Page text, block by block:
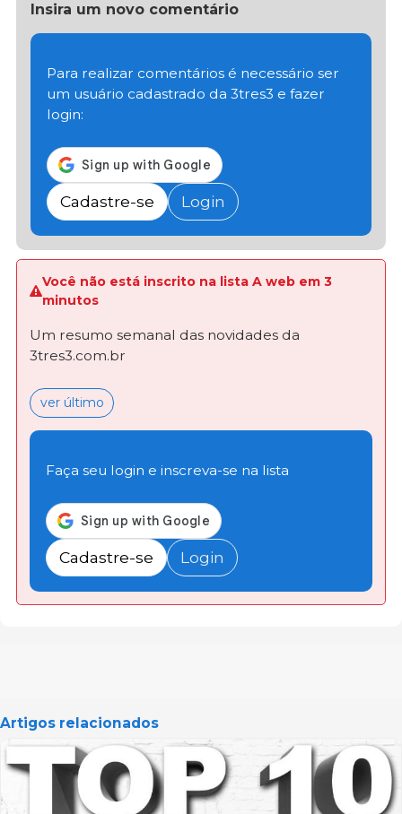
Insira um novo comentário
Para realizar comentários é necessário ser
um usuário cadastrado da 3tres3 e fazer
login:
Cadastre-se Login
Você não está inscrito na lista A web em 3
minutos
Um resumo semanal das novidades da
3tres3.com.br
ver último
Faça seu login e inscreva-se na lista
Cadastre-se Login
Artigos relacionados